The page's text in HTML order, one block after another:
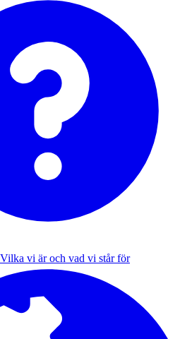
Vilka vi är och vad vi står för